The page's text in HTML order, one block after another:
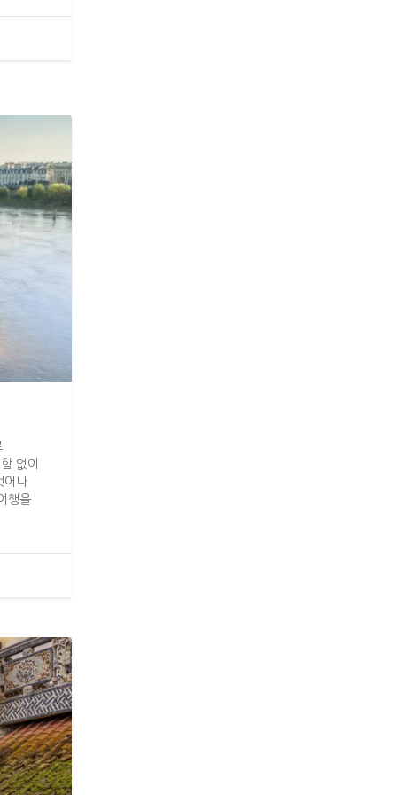
없이
어나
행을